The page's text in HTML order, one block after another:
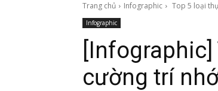
Trang chủ Infographic Top 5 loại
Infographic
cường trí